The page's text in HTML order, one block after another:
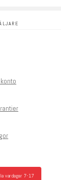
vardagar 7-17